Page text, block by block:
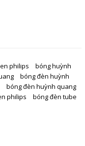
philips
bóng huỳnh
bóng đèn huỳnh
bóng đèn huỳnh quang
philips
bóng đèn tube